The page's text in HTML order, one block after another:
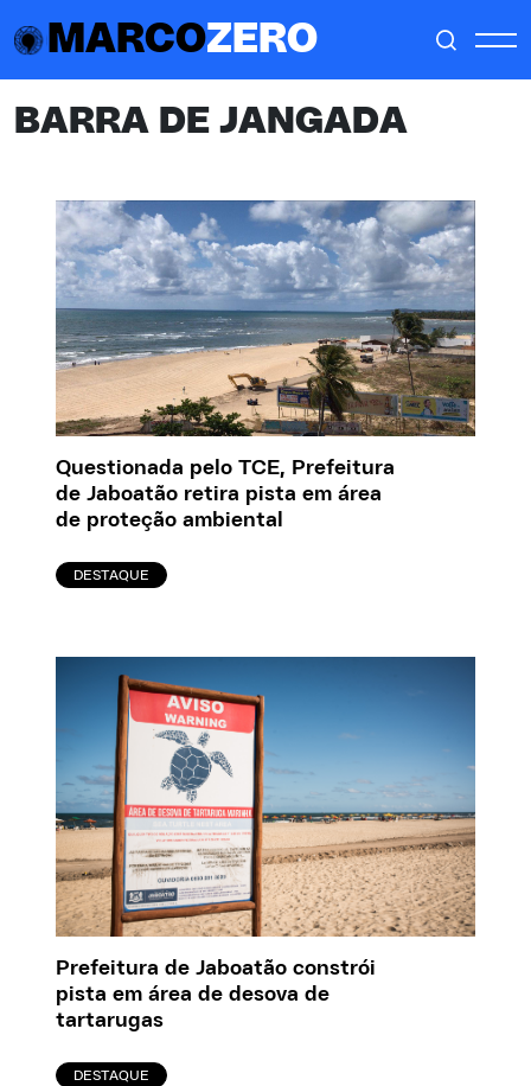
MARCOZERO
BARRA DE JANGADA
Questionada pelo TCE, Prefeitura
de Jaboatão retira pista em área
de proteção ambiental
DESTAQUE
Prefeitura de Jaboatão constrói
pista em área de desova de
tartarugas
DESTAQUE